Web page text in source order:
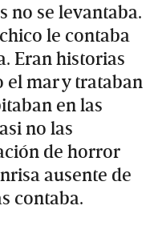
no se levantaba.
le contaba
Eran historias
el mar y trataban
en las
no las
de horror
ausente de
contaba.